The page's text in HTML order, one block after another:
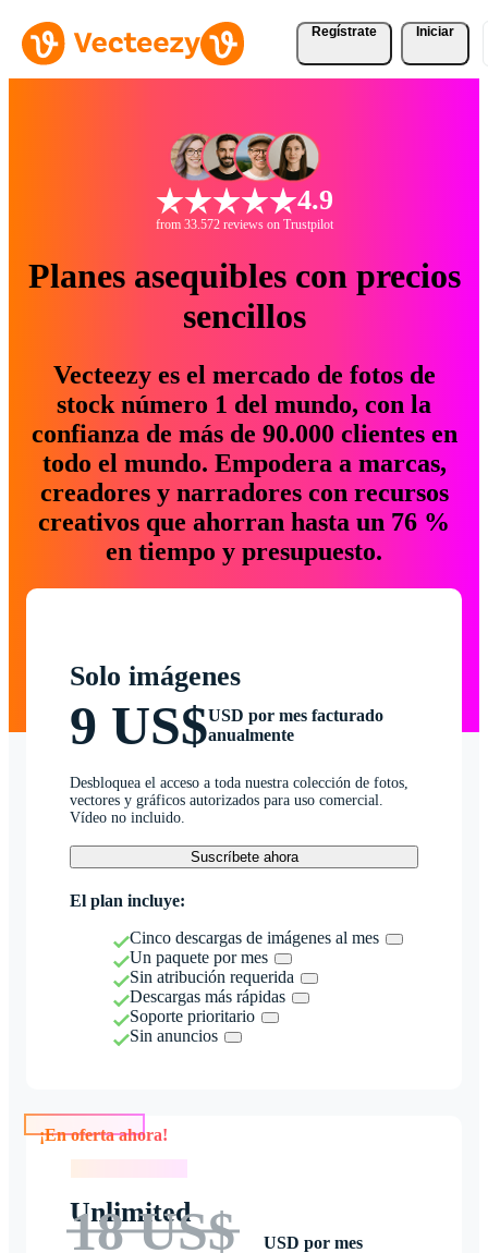
Regístrate Iniciar
4.9
from 33.572 reviews on Trustpilot
Planes asequibles con precios
sencillos
Vecteezy es el mercado de fotos de
stock número 1 del mundo, con la
confianza de más de 90.000 clientes en
todo el mundo. Empodera a marcas,
creadores y narradores con recursos
creativos que ahorran hasta un 76 %
en tiempo y presupuesto.
Solo imágenes
9 US$USD por mes facturado
anualmente
Desbloquea el acceso a toda nuestra colección de fotos,
vectores y gráficos autorizados para uso comercial.
Vídeo no incluido.
Suscríbete ahora
El plan incluye:
Cinco descargas de imágenes al mes
Un paquete por mes
Sin atribución requerida
Descargas más rápidas
Soporte prioritario
Sin anuncios
Unlimited
18 US$
USD por mes